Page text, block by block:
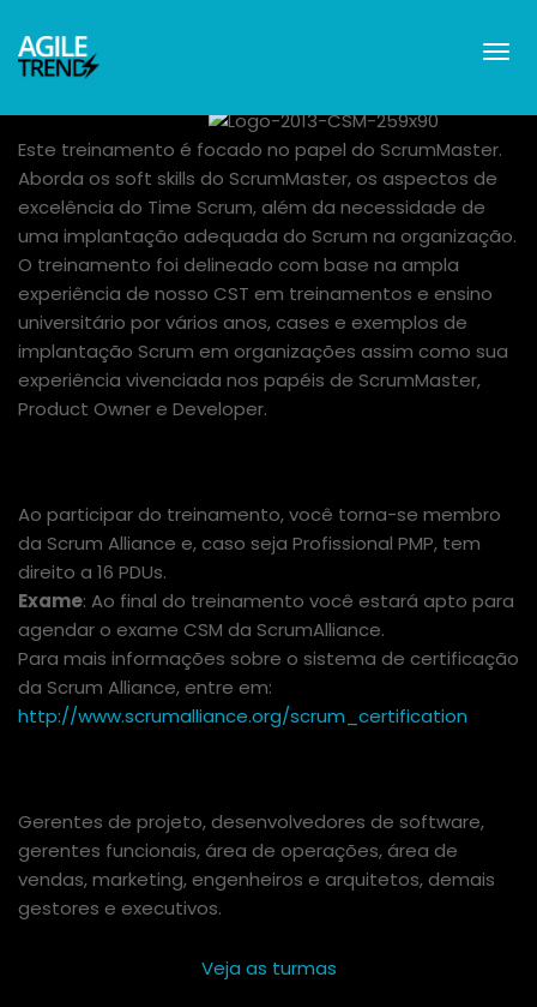
Este treinamento é focado no papel do ScrumMaster.
Aborda os soft skills do ScrumMaster, os aspectos de
excelência do Time Scrum, além da necessidade de
uma implantação adequada do Scrum na organização.
O treinamento foi delineado com base na ampla
experiência de nosso CST em treinamentos e ensino
universitário por vários anos, cases e exemplos de
implantação Scrum em organizações assim como sua
experiência vivenciada nos papéis de ScrumMaster,
Product Owner e Developer.
Ao participar do treinamento, você torna-se membro
da Scrum Alliance e, caso seja Profissional PMP, tem
direito a 16 PDUs.
Exame: Ao final do treinamento você estará apto para
agendar o exame CSM da ScrumAlliance.
Para mais informações sobre o sistema de certificação
da Scrum Alliance, entre em:
http://www.scrumalliance.org/scrum_certification
Gerentes de projeto, desenvolvedores de software,
gerentes funcionais, área de operações, área de
vendas, marketing, engenheiros e arquitetos, demais
gestores e executivos.
Veja as turmas